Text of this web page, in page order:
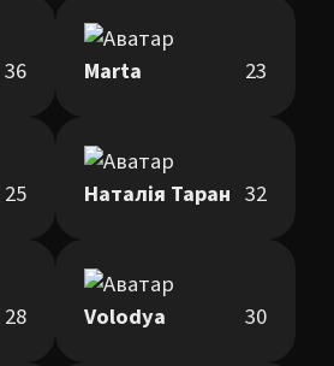
36 Marta 23
25 Наталія Таран 32
28 Volodya 30